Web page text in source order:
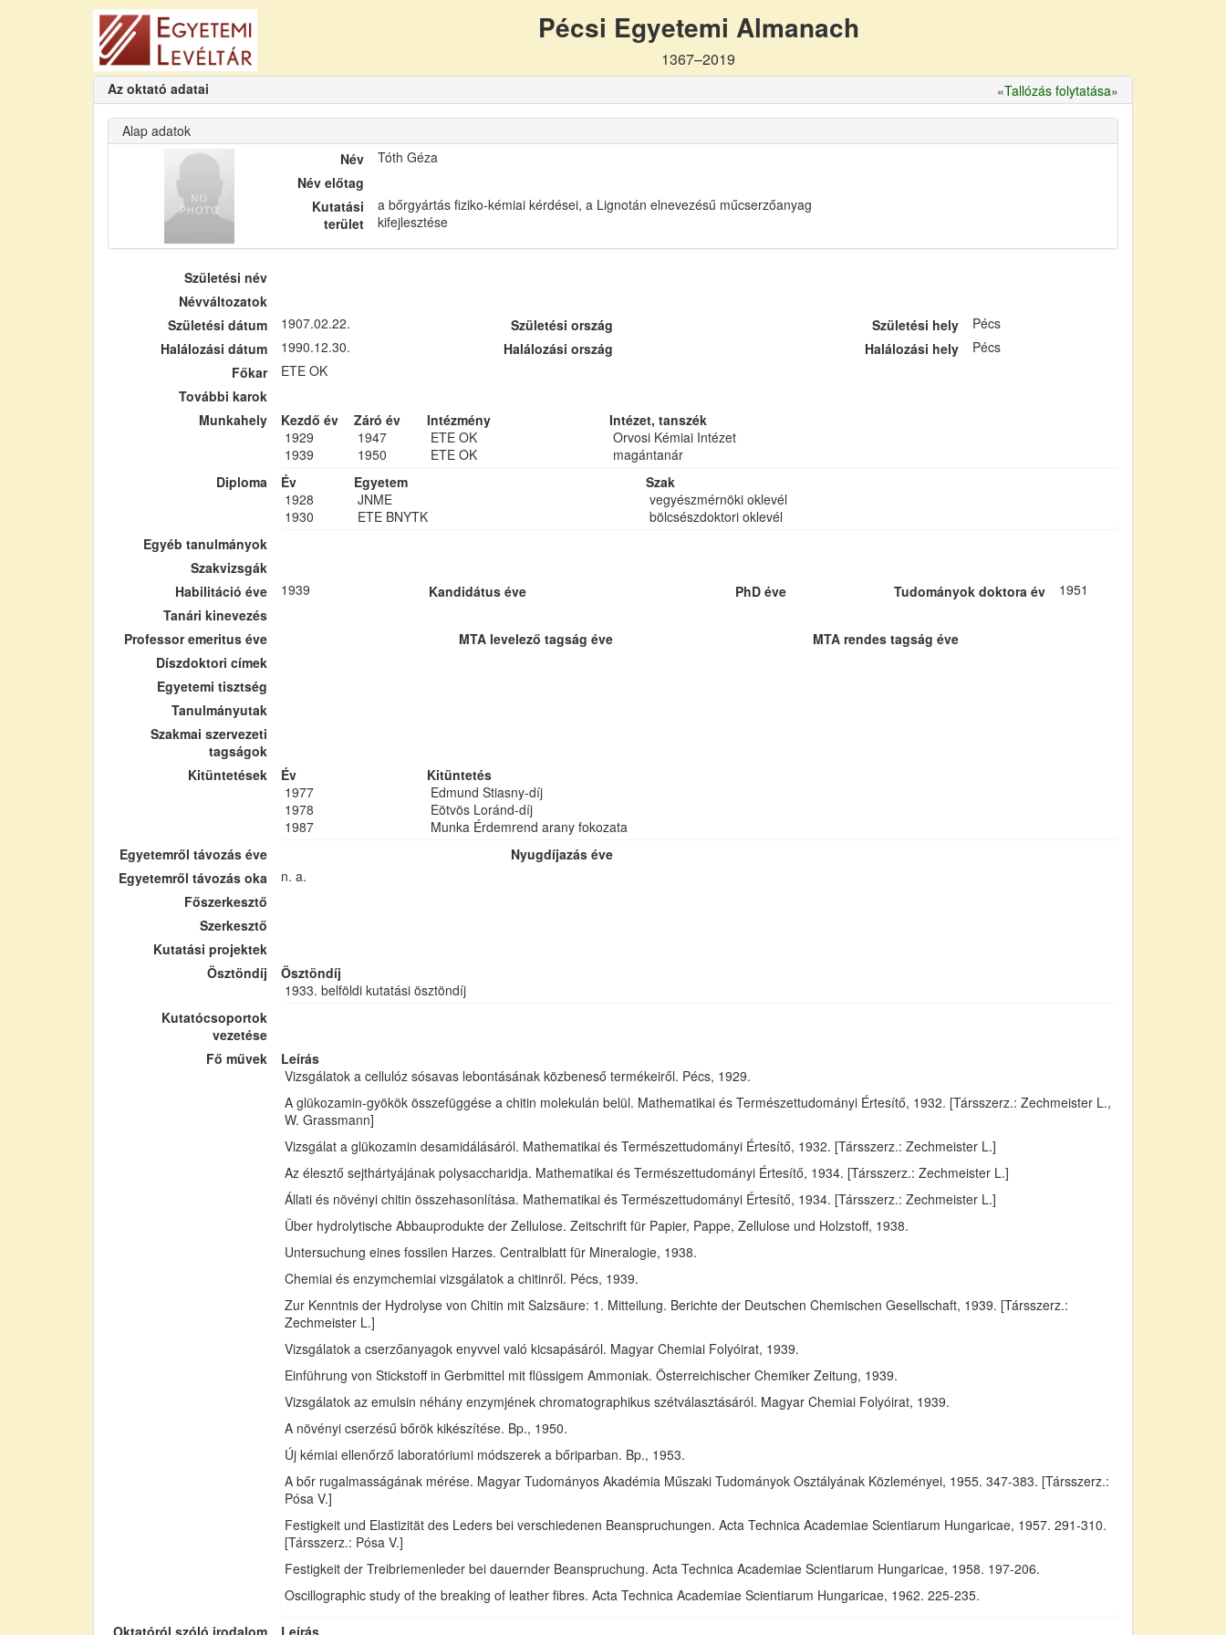
Pécsi Egyetemi Almanach
1367–2019
Az oktató adatai «Tallózás folytatása»
Alap adatok
Név
Tóth Géza
Név előtag
Kutatási
terület
a bőrgyártás fiziko-kémiai kérdései, a Lignotán elnevezésű műcserzőanyag
kifejlesztése
Születési név
Névváltozatok
Születési dátum
1907.02.22. Születési ország Születési hely
Pécs
Halálozási dátum
1990.12.30. Halálozási ország Halálozási hely
Pécs
Főkar
ETE OK
További karok
Munkahely
Kezdő év Záró év Intézmény
Intézet, tanszék
1929
1947 ETE OK
Orvosi Kémiai Intézet
1939
1950 ETE OK
magántanár
Diploma
Év Egyetem
Szak
1928
JNME
vegyészmérnöki oklevél
1930
ETE BNYTK
bölcsészdoktori oklevél
Egyéb tanulmányok
Szakvizsgák
Habilitáció éve
1939 Kandidátus éve PhD éve Tudományok doktora év
1951
Tanári kinevezés
Professor emeritus éve
MTA levelező tagság éve
MTA rendes tagság éve
Díszdoktori címek
Egyetemi tisztség
Tanulmányutak
Szakmai szervezeti
tagságok
Kitüntetések
Év
Kitüntetés
1977
Edmund Stiasny-díj
1978
Eötvös Loránd-díj
1987
Munka Érdemrend arany fokozata
Egyetemről távozás éve
Nyugdíjazás éve
Egyetemről távozás oka
n. a.
Főszerkesztő
Szerkesztő
Kutatási projektek
Ösztöndíj
Ösztöndíj
1933. belföldi kutatási ösztöndíj
Kutatócsoportok
vezetése
Fő művek
Leírás
Vizsgálatok a cellulóz sósavas lebontásának közbeneső termékeiről. Pécs, 1929.
A glükozamin-gyökök összefüggése a chitin molekulán belül. Mathematikai és Természettudományi Értesítő, 1932. [Társszerz.: Zechmeister L.,
W. Grassmann]
Vizsgálat a glükozamin desamidálásáról. Mathematikai és Természettudományi Értesítő, 1932. [Társszerz.: Zechmeister L.]
Az élesztő sejthártyájának polysaccharidja. Mathematikai és Természettudományi Értesítő, 1934. [Társszerz.: Zechmeister L.]
Állati és növényi chitin összehasonlítása. Mathematikai és Természettudományi Értesítő, 1934. [Társszerz.: Zechmeister L.]
Über hydrolytische Abbauprodukte der Zellulose. Zeitschrift für Papier, Pappe, Zellulose und Holzstoff, 1938.
Untersuchung eines fossilen Harzes. Centralblatt für Mineralogie, 1938.
Chemiai és enzymchemiai vizsgálatok a chitinről. Pécs, 1939.
Zur Kenntnis der Hydrolyse von Chitin mit Salzsäure: 1. Mitteilung. Berichte der Deutschen Chemischen Gesellschaft, 1939. [Társszerz.:
Zechmeister L.]
Vizsgálatok a cserzőanyagok enyvvel való kicsapásáról. Magyar Chemiai Folyóirat, 1939.
Einführung von Stickstoff in Gerbmittel mit flüssigem Ammoniak. Österreichischer Chemiker Zeitung, 1939.
Vizsgálatok az emulsin néhány enzymjének chromatographikus szétválasztásáról. Magyar Chemiai Folyóirat, 1939.
A növényi cserzésű bőrök kikészítése. Bp., 1950.
Új kémiai ellenőrző laboratóriumi módszerek a bőriparban. Bp., 1953.
A bőr rugalmasságának mérése. Magyar Tudományos Akadémia Műszaki Tudományok Osztályának Közleményei, 1955. 347-383. [Társszerz.:
Pósa V.]
Festigkeit und Elastizität des Leders bei verschiedenen Beanspruchungen. Acta Technica Academiae Scientiarum Hungaricae, 1957. 291-310.
[Társszerz.: Pósa V.]
Festigkeit der Treibriemenleder bei dauernder Beanspruchung. Acta Technica Academiae Scientiarum Hungaricae, 1958. 197-206.
Oscillographic study of the breaking of leather fibres. Acta Technica Academiae Scientiarum Hungaricae, 1962. 225-235.